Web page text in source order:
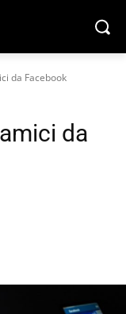
da Facebook
da